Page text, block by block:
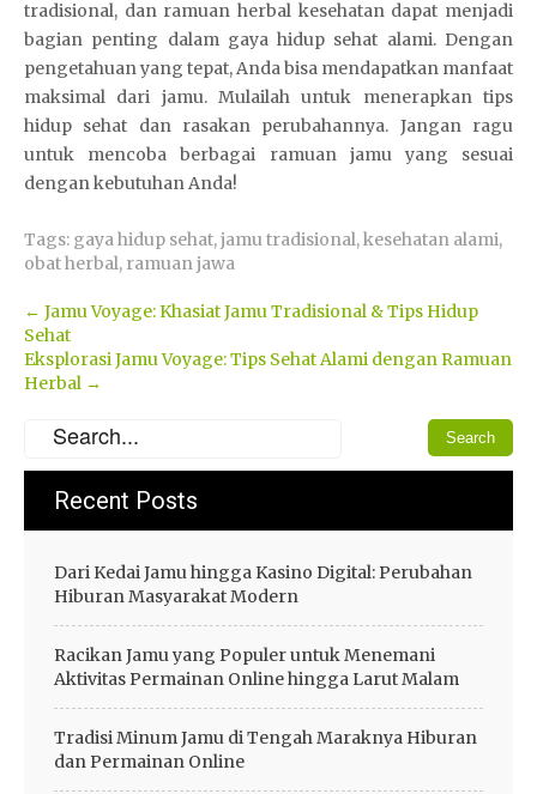
tradisional, dan ramuan herbal kesehatan dapat menjadi
bagian penting dalam gaya hidup sehat alami. Dengan
pengetahuan yang tepat, Anda bisa mendapatkan manfaat
maksimal dari jamu. Mulailah untuk menerapkan tips
hidup sehat dan rasakan perubahannya. Jangan ragu
untuk mencoba berbagai ramuan jamu yang sesuai
dengan kebutuhan Anda!
Tags: gaya hidup sehat,jamu tradisional,kesehatan alami,
obat herbal, ramuan jawa
Post
navigation
← Jamu Voyage: Khasiat Jamu Tradisional & Tips Hidup
Sehat
Eksplorasi Jamu Voyage: Tips Sehat Alami dengan Ramuan
Herbal →
Recent Posts
Dari Kedai Jamu hingga Kasino Digital: Perubahan
Hiburan Masyarakat Modern
Racikan Jamu yang Populer untuk Menemani
Aktivitas Permainan Online hingga Larut Malam
Tradisi Minum Jamu di Tengah Maraknya Hiburan
dan Permainan Online